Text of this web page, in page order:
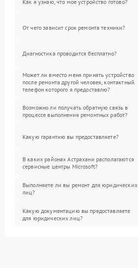
Как я узнаю, что мое устройство готово?
От чего зависит срок ремонта техники?
Диагностика проводится бесплатно?
Может ли вместо меня принять устройство
после ремонта другой человек, контактный
телефон которого я предоставлю?
Возможно ли получать обратную связь в
процессе выполнения ремонтных работ?
Какую гарантию вы предоставляете?
В каких районах Астрахани располагаются
сервисные центры Microsoft?
Выполняете ли вы ремонт для юридических
лиц?
Какую документацию вы предоставляете
для юридических лиц?